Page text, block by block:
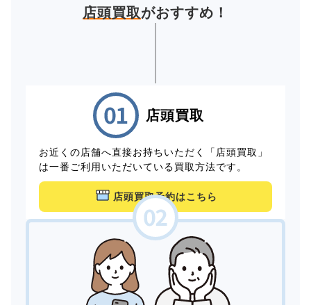
店頭買取がおすすめ！
店頭買取
お近くの店舗へ直接お持ちいただく「店頭買取」
は一番ご利用いただいている買取方法です。
店頭買取予約はこちら